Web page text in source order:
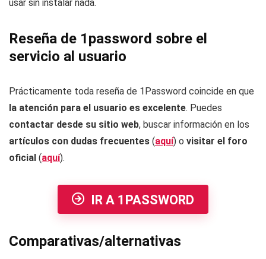
usar sin instalar nada.
Reseña de 1password sobre el
servicio al usuario
Prácticamente toda reseña de 1Password coincide en que
la atención para el usuario es excelente. Puedes
contactar desde su sitio web, buscar información en los
artículos con dudas frecuentes (aquí) o visitar el foro
oficial (aquí).
IR A 1PASSWORD
Comparativas/alternativas